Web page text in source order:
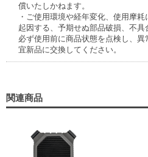
償いたしかねます。
・ご使用環境や経年変化、使用摩
起因する、予期せぬ部品破損、不具
必ず使用前に商品状態を点検し、
宜新品に交換してください。
関連商品